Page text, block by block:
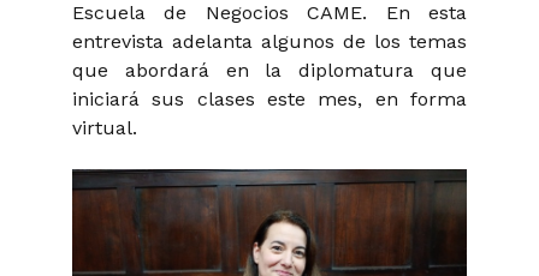
Escuela de Negocios CAME. En esta
entrevista adelanta algunos de los temas
que abordará en la diplomatura que
iniciará sus clases este mes, en forma
virtual.